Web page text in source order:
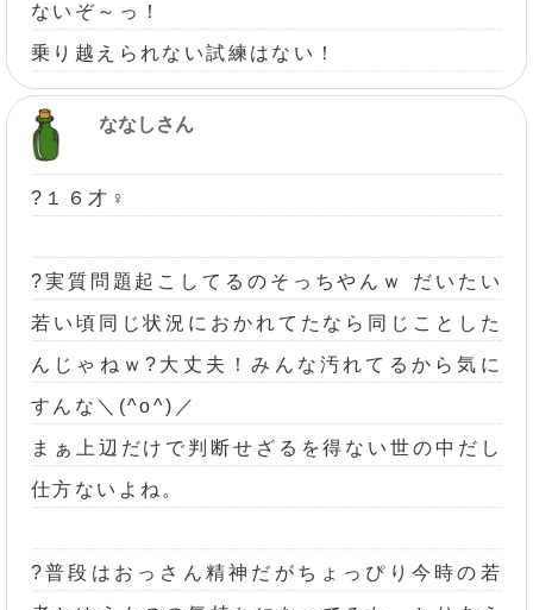
ないぞ～っ！
乗り越えられない試練はない！
ななしさん
?１６才♀
?実質問題起こしてるのそっちやんｗ だいたい
若い頃同じ状況におかれてたなら同じことした
んじゃねｗ?大丈夫！みんな汚れてるから気に
すんな＼(^o^)／
まぁ上辺だけで判断せざるを得ない世の中だし
仕方ないよね。
?普段はおっさん精神だがちょっぴり今時の若